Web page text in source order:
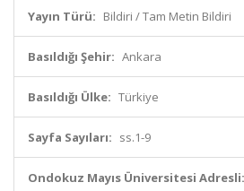
Yayın Türü: Bildiri / Tam Metin Bildiri
Basıldığı Şehir: Ankara
Basıldığı Ülke: Türkiye
Sayfa Sayıları: ss.1-9
Ondokuz Mayıs Üniversitesi Adresli: